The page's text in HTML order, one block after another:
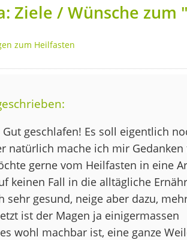
Ziele / Wünsche zum
zum Heilfasten
Gut geschlafen! Es soll eigentlich
natürlich mache ich mir Gedanken
gerne vom Heilfasten in eine
keinen Fall in die alltägliche
sehr gesund, neige aber dazu,
ist der Magen ja einigermassen
wohl machbar ist, eine ganze